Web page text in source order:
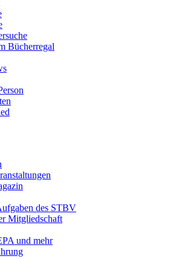
Bücherregal
des STBV
Mitgliedschaft
und mehr